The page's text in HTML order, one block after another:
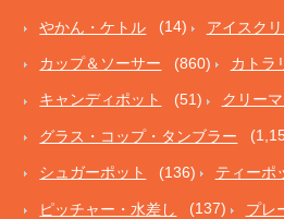
やかん・ケトル (14) アイスク
カップ＆ソーサー (860) カトラ
キャンディポット (51) クリー
グラス・コップ・タンブラー
シュガーポット (136) ティーポ
ピッチャー・水差し (137) プレ